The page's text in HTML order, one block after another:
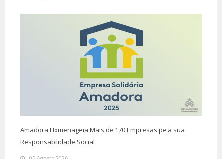
Amadora Homenageia Mais de 170 Empresas pela sua
Responsabilidade Social